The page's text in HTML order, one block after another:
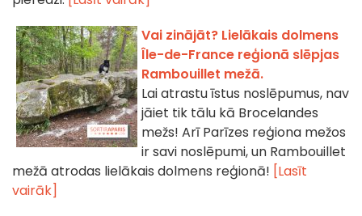
Vai zinājāt? Lielākais dolmens
Île-de-France reģionā slēpjas
Rambouillet mežā.
Lai atrastu īstus noslēpumus, nav
jāiet tik tālu kā Brocelandes
mežs! Arī Parīzes reģiona mežos
ir savi noslēpumi, un Rambouillet
mežā atrodas lielākais dolmens reģionā! [Lasīt
vairāk]